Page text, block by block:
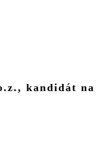
kandidát na